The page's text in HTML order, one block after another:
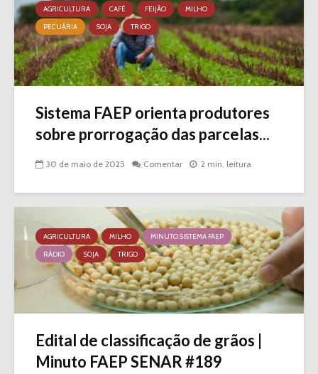
AGRICULTURA CAFÉ FEIJÃO
MILHO
PECUÁRIA
SOJA TRIGO
Sistema FAEP orienta produtores
sobre prorrogação das parcelas...
30 de maio de 2025 Comentar 2 min. leitura
AGRICULTURA MILHO
MINUTO SISTEMA FAEP
RÁDIO
SOJA TRIGO
Edital de classificação de grãos |
Minuto FAEP SENAR #189